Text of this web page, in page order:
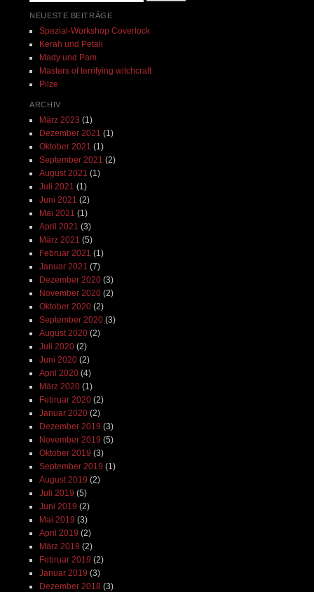
NEUESTE BEITRÄGE
Spezial-Workshop Coverlock
Kerah und Petali
Mady und Pam
Masters of terrifying witchcraft
Pilze
ARCHIV
März 2023 (1)
Dezember 2021 (1)
Oktober 2021 (1)
September 2021 (2)
August 2021 (1)
Juli 2021 (1)
Juni 2021 (2)
Mai 2021 (1)
April 2021 (3)
März 2021 (5)
Februar 2021 (1)
Januar 2021 (7)
Dezember 2020(3)
November 2020(2)
Oktober 2020(2)
September 2020(3)
August 2020(2)
Juli 2020(2)
Juni 2020(2)
April 2020(4)
März 2020(1)
Februar 2020(2)
Januar 2020(2)
Dezember 2019 (3)
November 2019 (5)
Oktober 2019 (3)
September 2019 (1)
August 2019 (2)
Juli 2019 (5)
Juni 2019 (2)
Mai 2019 (3)
April 2019 (2)
März 2019 (2)
Februar 2019 (2)
Januar 2019 (3)
Dezember 2018 (3)